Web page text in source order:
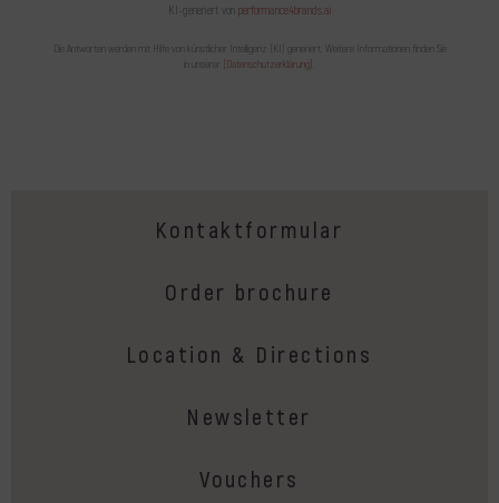
KI-generiert von performance4brands.ai
Die Antworten werden mit Hilfe von künstlicher Intelligenz (KI) generiert. Weitere Informationen finden Sie
in unserer [Datenschutzerklärung]
Kontaktformular
Order brochure
Location & Directions
Newsletter
Vouchers